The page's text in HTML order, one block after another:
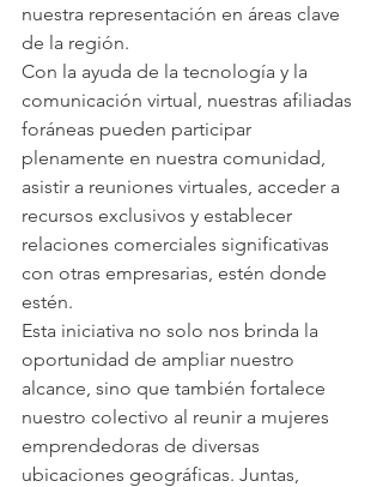
nuestra representación en áreas clave
de la región.
Con la ayuda de la tecnología y la
comunicación virtual, nuestras afiliadas
foráneas pueden participar
plenamente en nuestra comunidad,
asistir a reuniones virtuales, acceder a
recursos exclusivos y establecer
relaciones comerciales significativas
con otras empresarias, estén donde
estén.
Esta iniciativa no solo nos brinda la
oportunidad de ampliar nuestro
alcance, sino que también fortalece
nuestro colectivo al reunir a mujeres
emprendedoras de diversas
ubicaciones geográficas. Juntas,